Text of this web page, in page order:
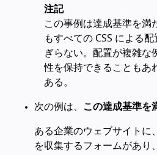
注記
この事例は達成基準を満
もすべての CSS による
ぎらない。配置が複雑な
性を保持できることもあ
ある。
次の例は、 この達成基準を
ある企業のウェブサイトに
を収集するフォームがあり